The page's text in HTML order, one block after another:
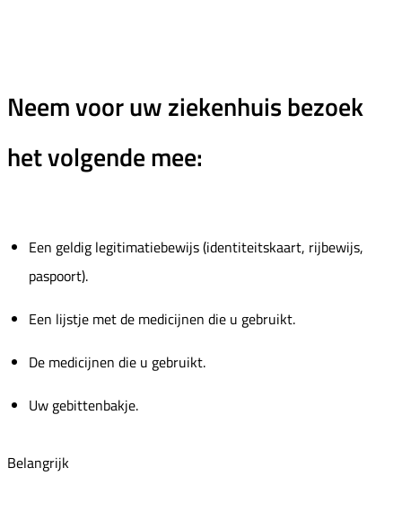
Neem voor uw ziekenhuis bezoek
het volgende mee:
Een geldig legitimatiebewijs (identiteitskaart, rijbewijs,
paspoort).
Een lijstje met de medicijnen die u gebruikt.
De medicijnen die u gebruikt.
Uw gebittenbakje.
Belangrijk